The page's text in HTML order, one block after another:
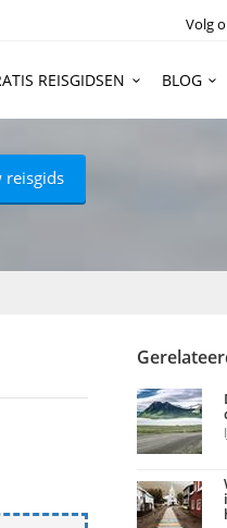
Volg
REISGIDSEN BLOG
reisgids